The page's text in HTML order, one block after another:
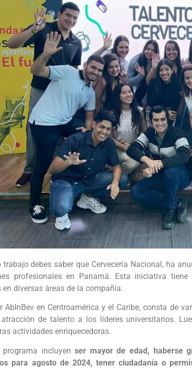
debes saber que Cervecería Nacional, ha
profesionales en Panamá. Esta iniciativa
diversas áreas de la compañía.
AbInBev en Centroamérica y el Caribe, consta de
de talento a los líderes universitarios.
actividades enriquecedoras.
programa incluyenser mayor de edad, haberse
para agosto de 2024, tener ciudadanía o